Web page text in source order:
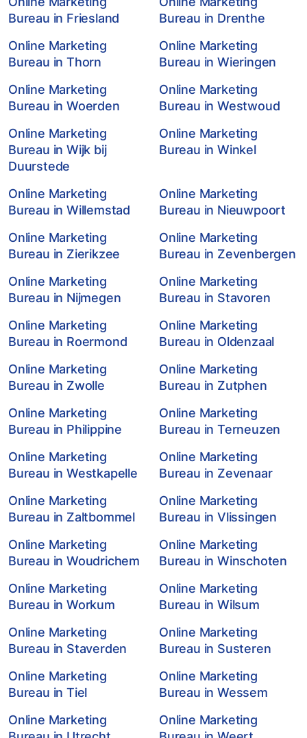
Bureau in Friesland
Bureau in Drenthe
Online Marketing
Bureau in Thorn
Online Marketing
Bureau in Wieringen
Online Marketing
Bureau in Woerden
Online Marketing
Bureau in Westwoud
Online Marketing
Bureau in Wijk bij
Duurstede
Online Marketing
Bureau in Winkel
Online Marketing
Bureau in Willemstad
Online Marketing
Bureau in Nieuwpoort
Online Marketing
Bureau in Zierikzee
Online Marketing
Bureau in Zevenbergen
Online Marketing
Bureau in Nijmegen
Online Marketing
Bureau in Stavoren
Online Marketing
Bureau in Roermond
Online Marketing
Bureau in Oldenzaal
Online Marketing
Bureau in Zwolle
Online Marketing
Bureau in Zutphen
Online Marketing
Bureau in Philippine
Online Marketing
Bureau in Terneuzen
Online Marketing
Bureau in Westkapelle
Online Marketing
Bureau in Zevenaar
Online Marketing
Bureau in Zaltbommel
Online Marketing
Bureau in Vlissingen
Online Marketing
Bureau in Woudrichem
Online Marketing
Bureau in Winschoten
Online Marketing
Bureau in Workum
Online Marketing
Bureau in Wilsum
Online Marketing
Bureau in Staverden
Online Marketing
Bureau in Susteren
Online Marketing
Bureau in Tiel
Online Marketing
Bureau in Wessem
Online Marketing
Online Marketing